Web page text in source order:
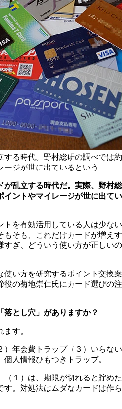
する時代。野村総研の調べでは約
ージが世に出ているという
が乱立する時代だ。実際、野村総
イントやマイレージが世に出てい
トを有効活用している人は少ない
そも、これだけカードが増えす
すぎ、どういう使い方が正しいの
使い方を研究するポイント交換案
役の菊地崇仁氏にカード選びの注
とし穴」がありますか？
す。
）年会費トラップ（３）いらない
人情報ひもつきトラップ。
（１）は、期限が切れると貯めた
す。対処法はムダなカードは作ら